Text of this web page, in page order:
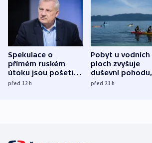
Spekulace o
přímém ruském
útoku jsou pošetilé,
míní estonský
před 12h
Pobyt u vodních
ploch zvyšuje
duševní pohodu,
ukázala
před 21h